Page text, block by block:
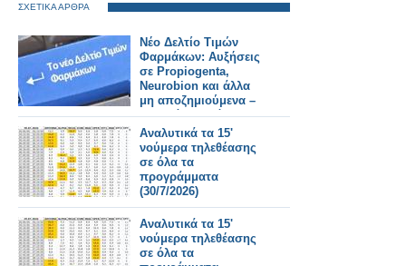
ΣΧΕΤΙΚΑ ΑΡΘΡΑ
Νέο Δελτίο Τιμών
Φαρμάκων: Αυξήσεις
σε Propiogenta,
Neurobion και άλλα
μη αποζημιούμενα –
Τι αλλάζει από
31/7/2026
Αναλυτικά τα 15'
νούμερα τηλεθέασης
σε όλα τα
προγράμματα
(30/7/2026)
Αναλυτικά τα 15'
νούμερα τηλεθέασης
σε όλα τα